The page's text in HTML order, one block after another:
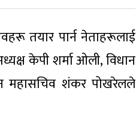
तयार पार्न नेताहरूलाई
केपी शर्मा ओली, विधान
महासचिव शंकर पोखरेलले